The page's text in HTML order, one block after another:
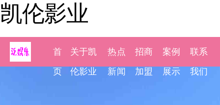
凯伦影业
首
页
关于凯
伦影业
热点
新闻
招商
加盟
案例
展示
联系
我们